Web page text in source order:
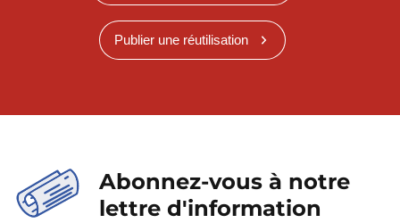
Publier une réutilisation
Abonnez-vous à notre
lettre d'information